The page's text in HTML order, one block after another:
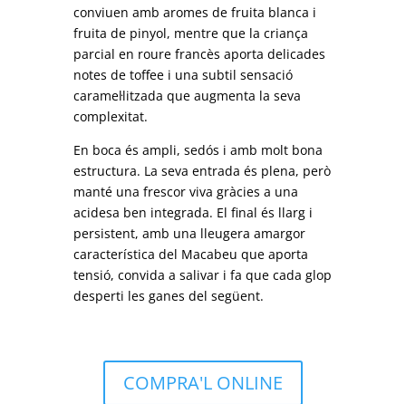
conviuen amb aromes de fruita blanca i
fruita de pinyol, mentre que la criança
parcial en roure francès aporta delicades
notes de toffee i una subtil sensació
caramel·litzada que augmenta la seva
complexitat.
En boca és ampli, sedós i amb molt bona
estructura. La seva entrada és plena, però
manté una frescor viva gràcies a una
acidesa ben integrada. El final és llarg i
persistent, amb una lleugera amargor
característica del Macabeu que aporta
tensió, convida a salivar i fa que cada glop
desperti les ganes del següent.
COMPRA'L ONLINE